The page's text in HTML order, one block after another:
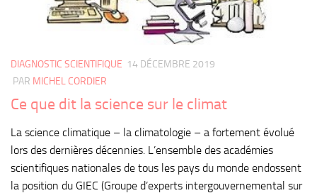
DIAGNOSTIC SCIENTIFIQUE 14 DÉCEMBRE 2019
PAR MICHEL CORDIER
Ce que dit la science sur le climat
La science climatique – la climatologie – a fortement évolué
lors des dernières décennies. L’ensemble des académies
scientifiques nationales de tous les pays du monde endossent
la position du GIEC (Groupe d’experts intergouvernemental sur